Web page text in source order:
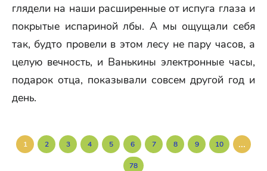
глядели на наши расширенные от испуга глаза и
покрытые испариной лбы. А мы ощущали себя
так, будто провели в этом лесу не пару часов, а
целую вечность, и Ванькины электронные часы,
подарок отца, показывали совсем другой год и
день.
1 2 3 4 5 6 7 8 9 10 ...
78